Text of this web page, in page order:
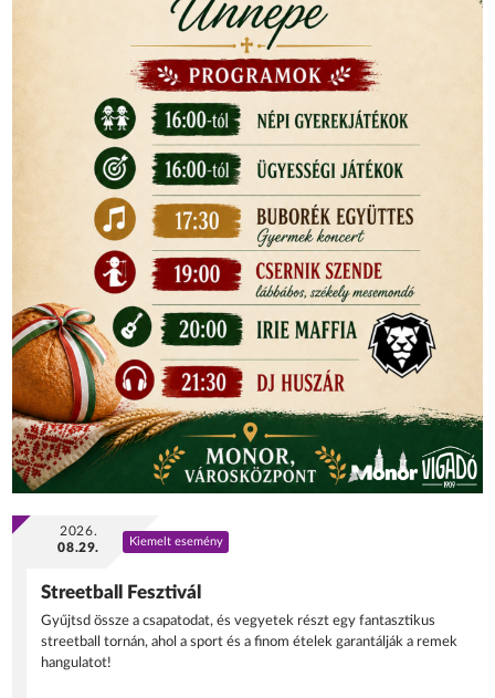
2026.
08.29.
Kiemelt esemény
Streetball Fesztivál
Gyűjtsd össze a csapatodat, és vegyetek részt egy fantasztikus
streetball tornán, ahol a sport és a finom ételek garantálják a remek
hangulatot!